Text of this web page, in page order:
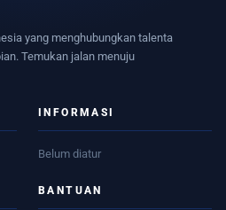
yang menghubungkan talenta
Temukan jalan menuju
INFORMASI
Belum diatur
BANTUAN